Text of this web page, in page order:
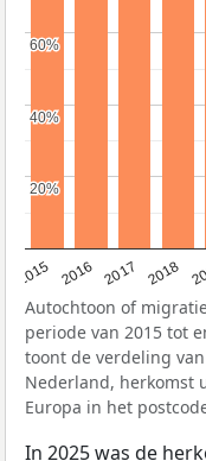
2015 2016 2017 2018
20%
20%
40%
40%
60%
60%
Autochtoon of
periode van 2015 tot
toont de verdeling
Nederland, herkomst
Europa in het
In 2025 was de